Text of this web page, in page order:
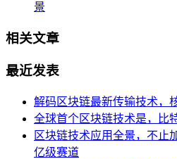
景
相关文章
最近发表
解码区块链最新传输技术，
全球首个区块链技术是，比
区块链技术应用全景，不止
亿级赛道